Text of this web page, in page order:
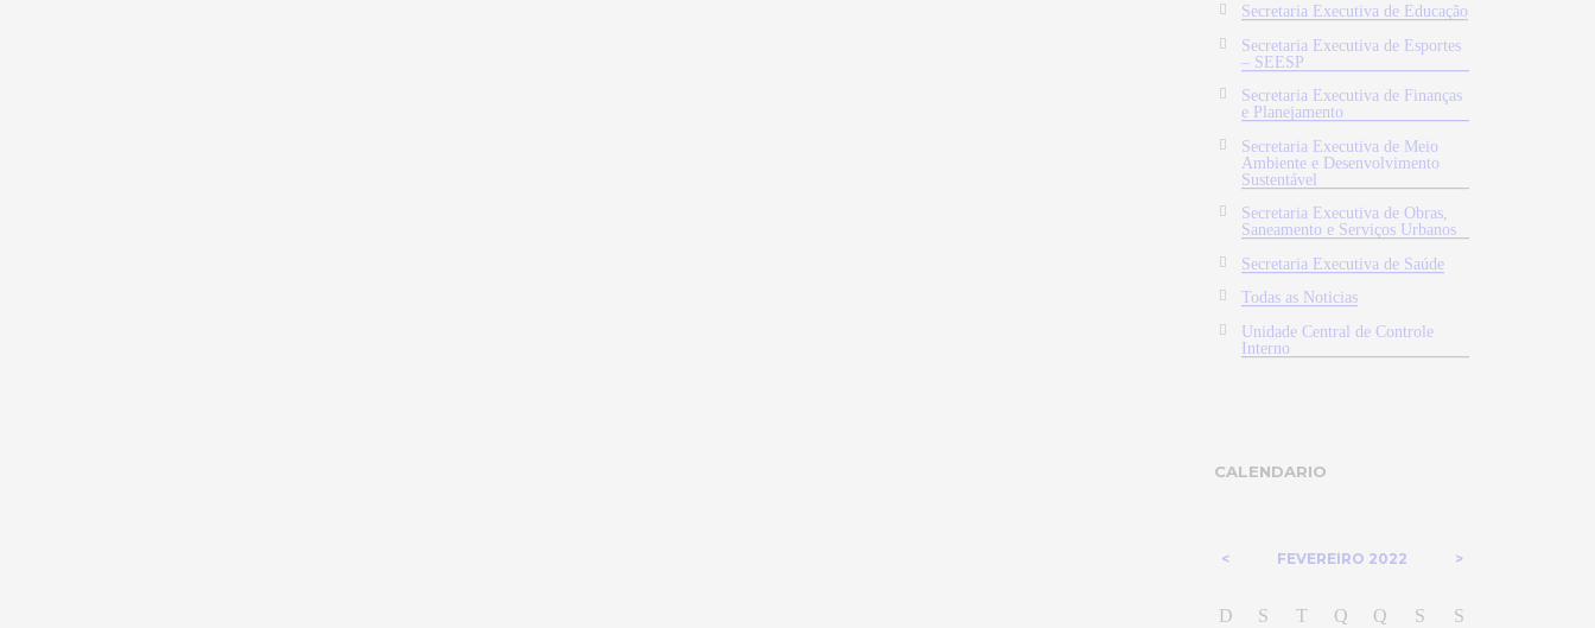
Secretaria Executiva de Educação
Secretaria Executiva de Esportes
– SEESP
Secretaria Executiva de Finanças
e Planejamento
Secretaria Executiva de Meio
Ambiente e Desenvolvimento
Sustentável
Secretaria Executiva de Obras,
Saneamento e Serviços Urbanos
Secretaria Executiva de Saúde
Todas as Noticias
Unidade Central de Controle
Interno
CALENDARIO
FEVEREIRO 2022
D S T Q Q S
S